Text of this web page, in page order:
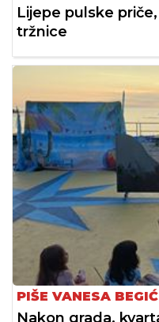
Lijepe pulske
tržnice
PIŠE VANESA BEGIĆ
Nakon grada,